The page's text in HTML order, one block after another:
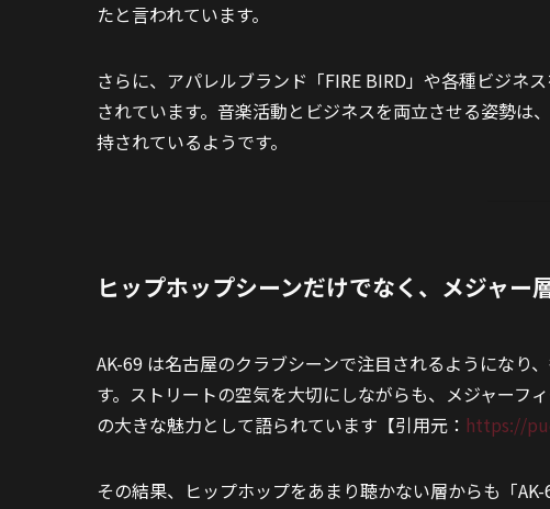
たと言われています。
さらに、アパレルブランド「FIRE BIRD」や各種ビジネ
されています。音楽活動とビジネスを両立させる姿勢
持されているようです。
ヒップホップシーンだけでなく、メジャー
AK-69 は名古屋のクラブシーンで注目されるようになり
す。ストリートの空気を大切にしながらも、メジャーフ
の大きな魅力として語られています【引用元： https://
その結果、ヒップホップをあまり聴かない層からも「